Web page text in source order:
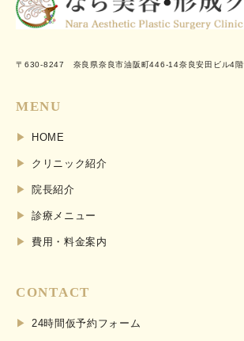
〒630-8247 奈良県奈良市油阪町446-14奈良安田ビル4階
MENU
HOME
クリニック紹介
院長紹介
診療メニュー
費用・料金案内
CONTACT
24時間仮予約フォーム